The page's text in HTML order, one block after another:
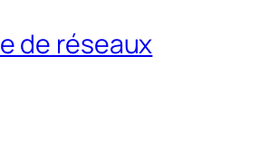
de réseaux